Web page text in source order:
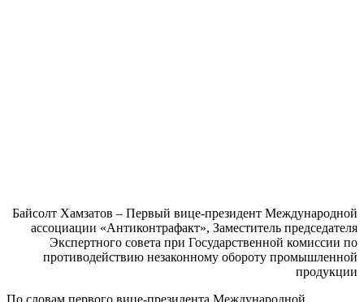
Байсолт Хамзатов – Первый вице-президент Международной
ассоциации «Антиконтрафакт», Заместитель председателя
Экспертного совета при Государственной комиссии по
противодействию незаконному обороту промышленной
продукции
По словам первого вице-президента Международной